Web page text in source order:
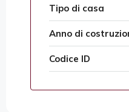
Tipo di casa
Anno di
Codice ID